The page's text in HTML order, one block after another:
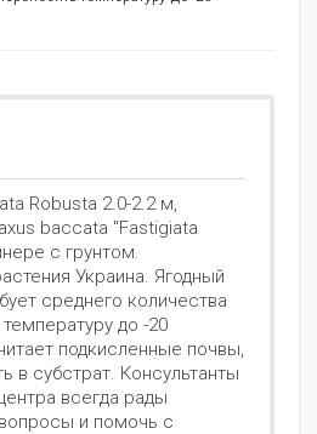
Robusta 2.0-2.2 м,
baccata "Fastigiata
с грунтом.
Украина. Ягодный
среднего количества
до -20
подкисленные почвы,
в субстрат. Консультанты
всегда рады
и помочь с